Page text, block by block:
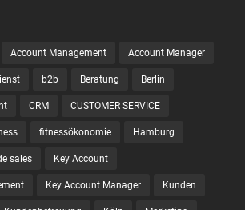
Account Management Account Manager
b2b Beratung Berlin
CRM CUSTOMER SERVICE
fitnessökonomie Hamburg
sales Key Account
Key Account Manager Kunden